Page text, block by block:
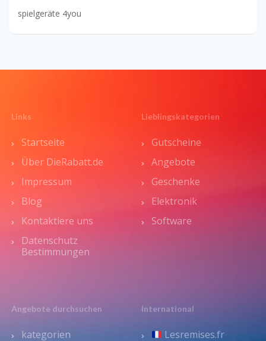
spielgeräte 4you
Links
Startseite
Über DieRabatt.de
Impressum
Blog
Kontaktiere uns
Datenschutz
Bestimmungen
Lieblingskategorien
Gutscheine
Angebote
Geschenke
Elektronik
Software
Angebote durchsuchen
kategorien
International
Lesremises.fr